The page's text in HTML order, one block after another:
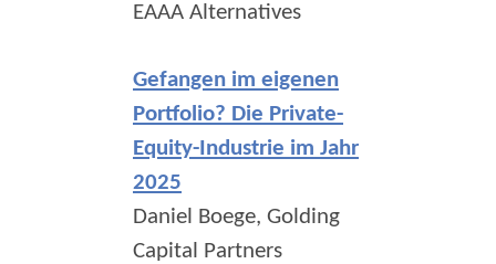
EAAA Alternatives
Gefangen im eigenen
Portfolio? Die Private-
Equity-Industrie im Jahr
2025
Daniel Boege, Golding
Capital Partners